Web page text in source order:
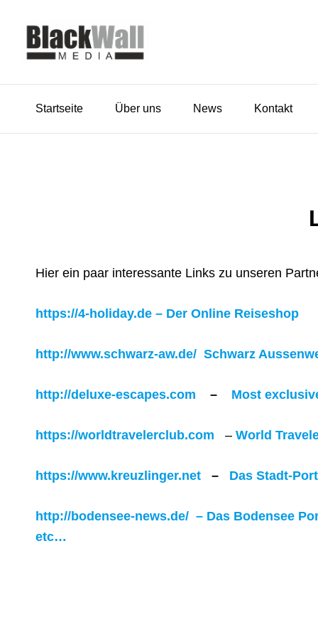
BlackWall-Media
Der Schritt in die richtige Richtung
Startseite Über uns News Kontakt
Hier ein paar interessante Links zu unseren
https://4-holiday.de – Der Online Reiseshop
http://www.schwarz-aw.de/ Schwarz
http://deluxe-escapes.com – Most
https://worldtravelerclub.com – World
https://www.kreuzlinger.net – Das Stadt-
http://bodensee-news.de/ – Das Bodensee
etc…